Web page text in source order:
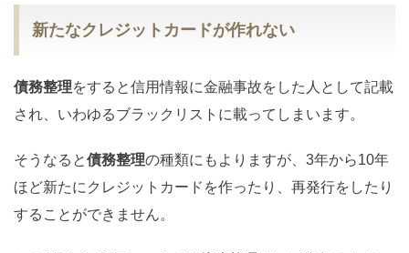
新たなクレジットカードが作れない
債務整理をすると信用情報に金融事故をした人として記載
され、いわゆるブラックリストに載ってしまいます。
そうなると債務整理の種類にもよりますが、3年から10年
ほど新たにクレジットカードを作ったり、再発行をしたり
することができません。